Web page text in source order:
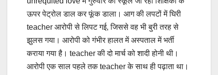
ऊपर पेट्रोल डाल कर फूंक डाला। आग की लपटों में घिरी
teacher आरोपी से लिपट गई, जिससे वह भी बुरी तरह से
झुलस गया। आरोपी को गंभीर हालत में अस्पताल में भर्ती
कराया गया है। teacher की दो मार्च को शादी होनी थी।
आरोपी एक साल पहले तक teacher के साथ ही पढ़ाता था।